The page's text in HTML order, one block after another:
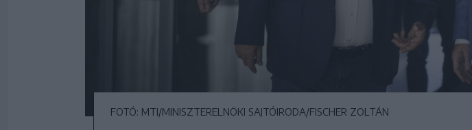
FOTÓ: MTI/MINISZTERELNÖKI SAJTÓIRODA/FISCHER ZOLTÁN